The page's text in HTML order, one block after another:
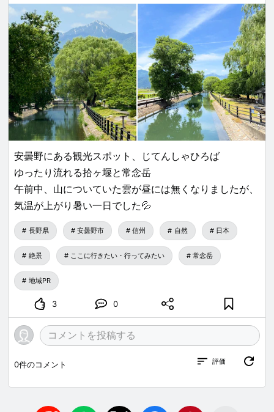
安曇野にある観光スポット、じてんしゃひろば
ゆったり流れる拾ヶ堰と常念岳
午前中、山についていた雲が昼には無くなりましたが、
気温が上がり暑い一日でした💦
長野県 安曇野市 信州 自然 日本
絶景 ここに行きたい・行ってみたい 常念岳
地域PR
3 0
0件のコメント 評価